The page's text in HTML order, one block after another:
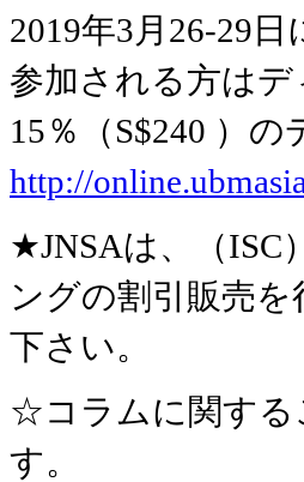
2019年3月26-29
参加される方は
15％（S$240 ）
http://
★JNSAは、（ISC
ングの割引販売
下さい。
☆コラムに関する
す。